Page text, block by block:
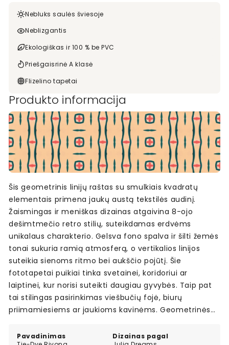
Nebluks saulės šviesoje
Neblizgantis
Ekologiškas ir 100 % be PVC
Priešgaisrinė A klasė
Flizelino tapetai
Produkto informacija
Pavadinimas
Dizainas pagal
Šis geometrinis linijų raštas su smulkiais kvadratų
elementais primena jaukų austą tekstilės audinį.
Žaismingas ir meniškas dizainas atgaivina 8-ojo
dešimtmečio retro stilių, suteikdamas erdvėms
unikalaus charakterio. Gelsva fono spalva ir šilti žemės
tonai sukuria ramią atmosferą, o vertikalios linijos
suteikia sienoms ritmo bei aukščio pojūtį. Šie
fototapetai puikiai tinka svetainei, koridoriui ar
laiptinei, kur norisi suteikti daugiau gyvybės. Taip pat
tai stilingas pasirinkimas viešbučių fojė, biurų
priimamiesiems ar jaukioms kavinėms. Geometrinės
kuris lengvai įsilieja į modernų interjerą.